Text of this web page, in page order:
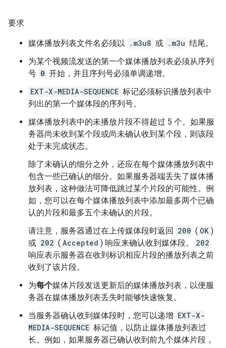
要求
媒体播放列表文件名必须以 .m3u8 或 .m3u 结尾。
为某个视频流发送的第一个媒体播放列表必须从序列
号 0 开始，并且序列号必须单调递增。
EXT-X-MEDIA-SEQUENCE 标记必须标识播放列表中
列出的第一个媒体段的序列号。
媒体播放列表中的未播放片段不得超过 5 个。如果服
务器尚未收到某个段或尚未确认收到某个段，则该段
处于未完成状态。
除了未确认的细分之外，还应在每个媒体播放列表中
包含一些已确认的细分。如果服务器端丢失了媒体播
放列表，这种做法可降低跳过某个片段的可能性。例
如，您可以在每个媒体播放列表中添加最多两个已确
认的片段和最多五个未确认的片段。
请注意，服务器通过在上传媒体段时返回 200 ( OK )
或 202 ( Accepted ) 响应来确认收到媒体段。
202
响应表示服务器在收到标识相应片段的播放列表之前
收到了该片段。
为每个媒体片段发送更新后的媒体播放列表，以便服
务器在媒体播放列表丢失时能够快速恢复。
当服务器确认收到媒体段时，您可以递增 EXT-X-
MEDIA-SEQUENCE 标记值，以防止媒体播放列表过
长。例如，如果服务器已确认收到前九个媒体片段，